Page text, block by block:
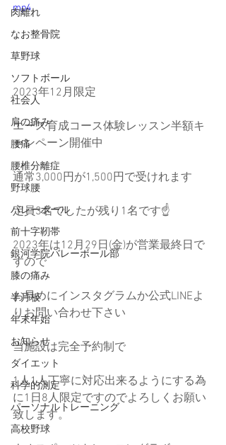
肉離れ
なお整骨院
草野球
ソフトボール
社会人
肩の痛み
腰痛
腰椎分離症
野球腰
バレーボール
前十字靭帯
銀河学院バレーボール部
膝の痛み
半月板
年末年始
お知らせ
ダイエット
科学的測定
パーソナルトレーニング
高校野球
mp4
2023年12月限定
エース育成コース体験レッスン半額キ
ャンペーン開催中
通常3,000円が1,500円で受けれます
定員3名でしたが残り1名です☝️
2023年は12月29日(金)が営業最終日で
すので
お早めにインスタグラムか公式LINEよ
りお問い合わせ下さい
当施設は完全予約制で
1人1人丁寧に対応出来るようにする為
に1日8人限定ですのでよろしくお願い
致します。